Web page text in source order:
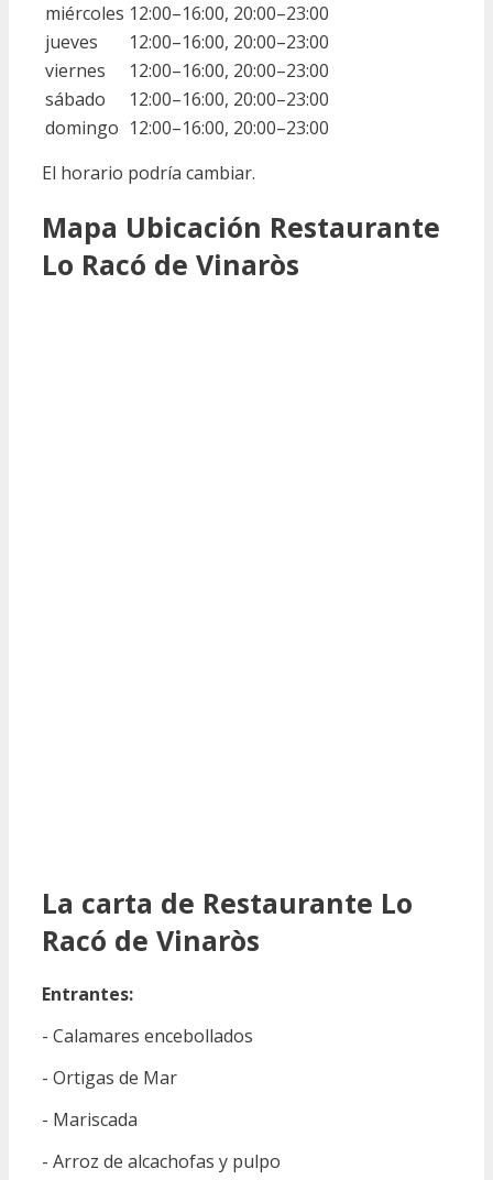
miércoles 12:00–16:00, 20:00–23:00
jueves
12:00–16:00, 20:00–23:00
viernes
12:00–16:00, 20:00–23:00
sábado
12:00–16:00, 20:00–23:00
domingo 12:00–16:00, 20:00–23:00
El horario podría cambiar.
Mapa Ubicación Restaurante
Lo Racó de Vinaròs
La carta de Restaurante Lo
Racó de Vinaròs
Entrantes:
- Calamares encebollados
- Ortigas de Mar
- Mariscada
- Arroz de alcachofas y pulpo